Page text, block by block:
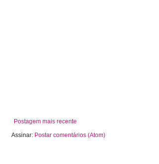
Postagem mais recente
Assinar: Postar comentários (Atom)